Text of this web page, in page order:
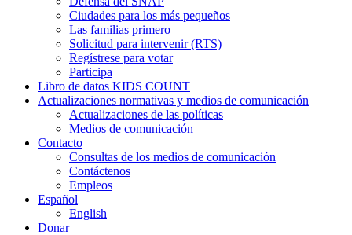
Ciudades para los más pequeños
Las familias primero
Solicitud para intervenir (RTS)
Regístrese para votar
Participa
Libro de datos KIDS COUNT
Actualizaciones normativas y medios de comunicación
Actualizaciones de las políticas
Medios de comunicación
Contacto
Consultas de los medios de comunicación
Contáctenos
Empleos
Español
English
Donar